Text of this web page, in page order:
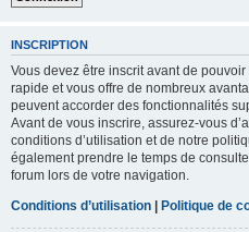
INSCRIPTION
Vous devez être inscrit avant de
rapide et vous offre de nombreux
peuvent accorder des fonctionnalités
Avant de vous inscrire, assurez-vous
conditions d’utilisation et de notre
également prendre le temps de
forum lors de votre navigation.
Conditions d’utilisation | Politique de